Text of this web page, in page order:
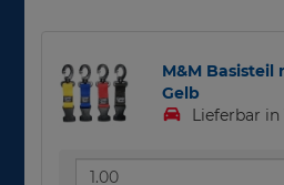
M&M Basisteil
Gelb
Lieferbar in